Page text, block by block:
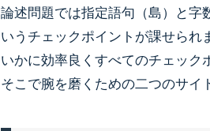
論述問題では指定語句（島）と字
いうチェックポイントが課せられ
いかに効率良くすべてのチェック
そこで腕を磨くための二つのサイ